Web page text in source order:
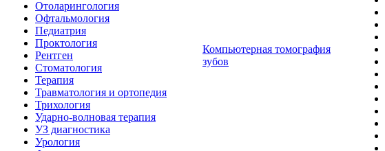
Отоларингология
Офтальмология
Педиатрия
Проктология
Рентген
Стоматология
Терапия
Травматология и ортопедия
Трихология
Ударно-волновая терапия
УЗ диагностика
Урология
Компьютерная томография
зубов